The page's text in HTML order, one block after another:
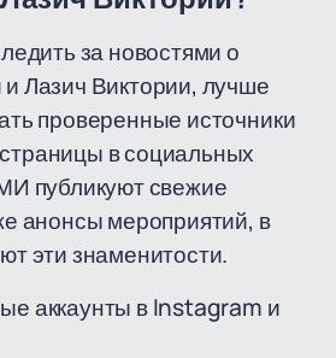
за новостями о
Лазич Виктории, лучше
проверенные источники
в социальных
публикуют свежие
анонсы мероприятий, в
эти знаменитости.
аккаунты в Instagram и